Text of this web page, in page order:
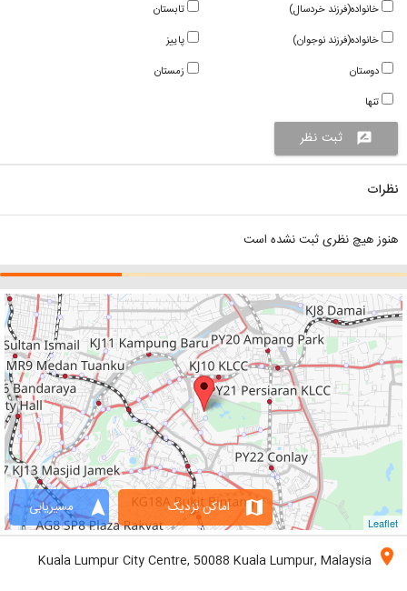
تابستان
پاییز
زمستان
خانواده(فرزند خردسال)
خانواده(فرزند نوجوان)
دوستان
تنها
rate_review ثبت نظر
نظرات
هنوز هیچ نظری ثبت نشده است
Leaflet
navigation مسیریابی map اماکن نزدیک
location_on
Kuala Lumpur City Centre, 50088 Kuala Lumpur, Malaysia